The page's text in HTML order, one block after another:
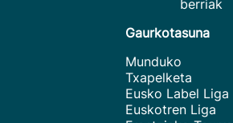
berriak
Gaurkotasuna
Munduko
Txapelketa
Eusko Label Liga
Euskotren Liga